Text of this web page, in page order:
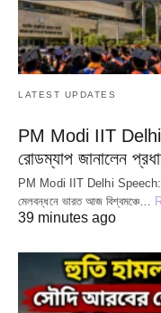
LATEST UPDATES
PM Modi IIT Delhi
রোডম্যাপ জানালেন
PM Modi IIT Delhi Speech:
মেলবন্ধনে ভারত আজ বিশ্বমঞ্চে…
39 minutes ago